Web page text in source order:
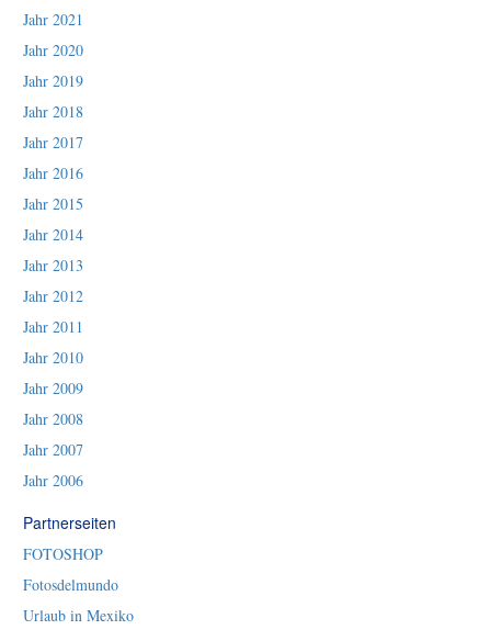
Jahr 2021
Jahr 2020
Jahr 2019
Jahr 2018
Jahr 2017
Jahr 2016
Jahr 2015
Jahr 2014
Jahr 2013
Jahr 2012
Jahr 2011
Jahr 2010
Jahr 2009
Jahr 2008
Jahr 2007
Jahr 2006
Partnerseiten
FOTOSHOP
Fotosdelmundo
Urlaub in Mexiko